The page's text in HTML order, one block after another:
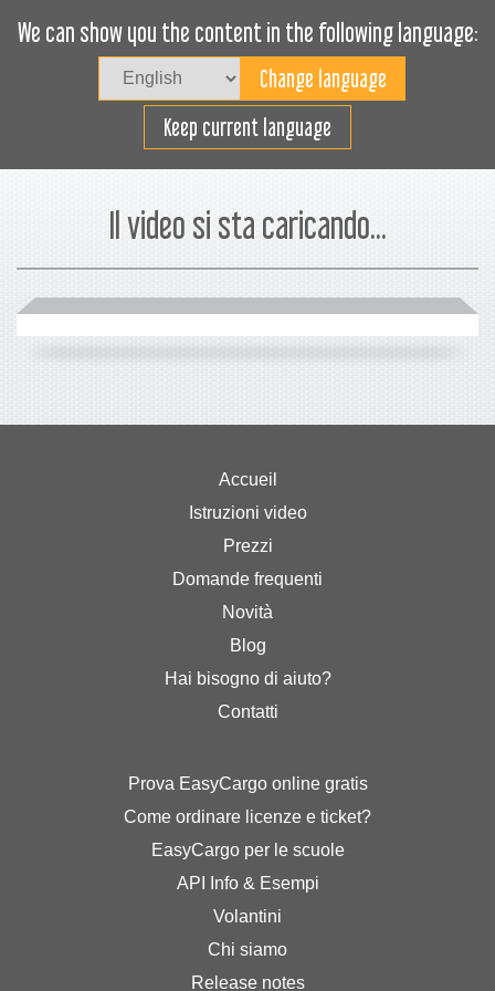
We can show you the content in the following language:
Keep current language
Carica efficacemente
Il video si sta caricando...
Accueil
Istruzioni video
Prezzi
Domande frequenti
Novità
Blog
Hai bisogno di aiuto?
Contatti
Prova EasyCargo online gratis
Come ordinare licenze e ticket?
EasyCargo per le scuole
API Info & Esempi
Volantini
Chi siamo
Release notes